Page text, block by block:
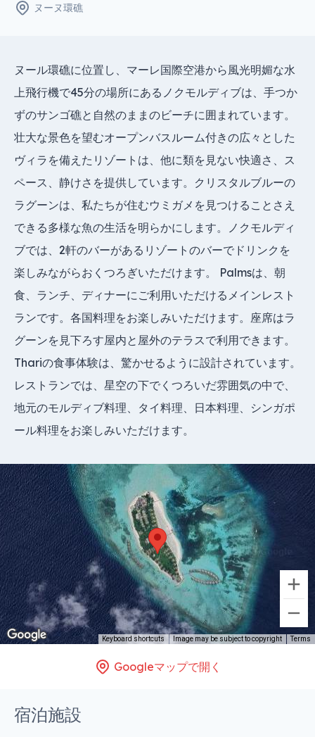
ヌーヌ環礁
ヌール環礁に位置し、マーレ国際空港から風光明媚な水
上飛行機で45分の場所にあるノクモルディブは、手つか
ずのサンゴ礁と自然のままのビーチに囲まれています。
壮大な景色を望むオープンバスルーム付きの広々とした
ヴィラを備えたリゾートは、他に類を見ない快適さ、ス
ペース、静けさを提供しています。クリスタルブルーの
ラグーンは、私たちが住むウミガメを見つけることさえ
できる多様な魚の生活を明らかにします。ノクモルディ
ブでは、2軒のバーがあるリゾートのバーでドリンクを
楽しみながらおくつろぎいただけます。 Palmsは、朝
食、ランチ、ディナーにご利用いただけるメインレスト
ランです。各国料理をお楽しみいただけます。座席はラ
グーンを見下ろす屋内と屋外のテラスで利用できます。
Thariの食事体験は、驚かせるように設計されています。
レストランでは、星空の下でくつろいだ雰囲気の中で、
地元のモルディブ料理、タイ料理、日本料理、シンガポ
ール料理をお楽しみいただけます。
Keyboard shortcuts Image may be subject to copyright Terms
Googleマップで開く
宿泊施設